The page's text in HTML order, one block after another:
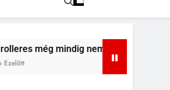
nem tud róla: komoly változások